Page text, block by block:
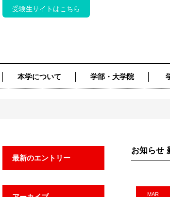
受験生サイトはこちら
本学について 学部・大学院
最新のエントリー
お知らせ
MAR